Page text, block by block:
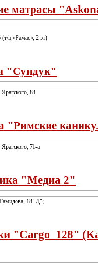
матрасы
ц «Рамас», 2 эт)
"Сундук"
88
"Римские
71-а
"Медиа 2"
18 "Д";
"Cargo_128"